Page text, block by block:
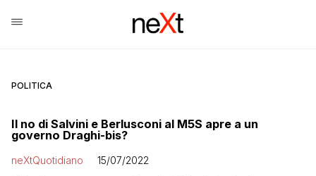
POLITICA
Il no di Salvini e Berlusconi al M5S apre a un
governo Draghi-bis?
neXtQuotidiano 15/07/2022